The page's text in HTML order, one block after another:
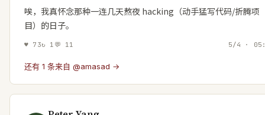
唉，我真怀念那种一连几天熬夜 hacking（动手猛写代码/折腾项
目）的日子。
♥ 73↻ 1 💬 11 5/4 ·
还有 1 条来自 @amasad →